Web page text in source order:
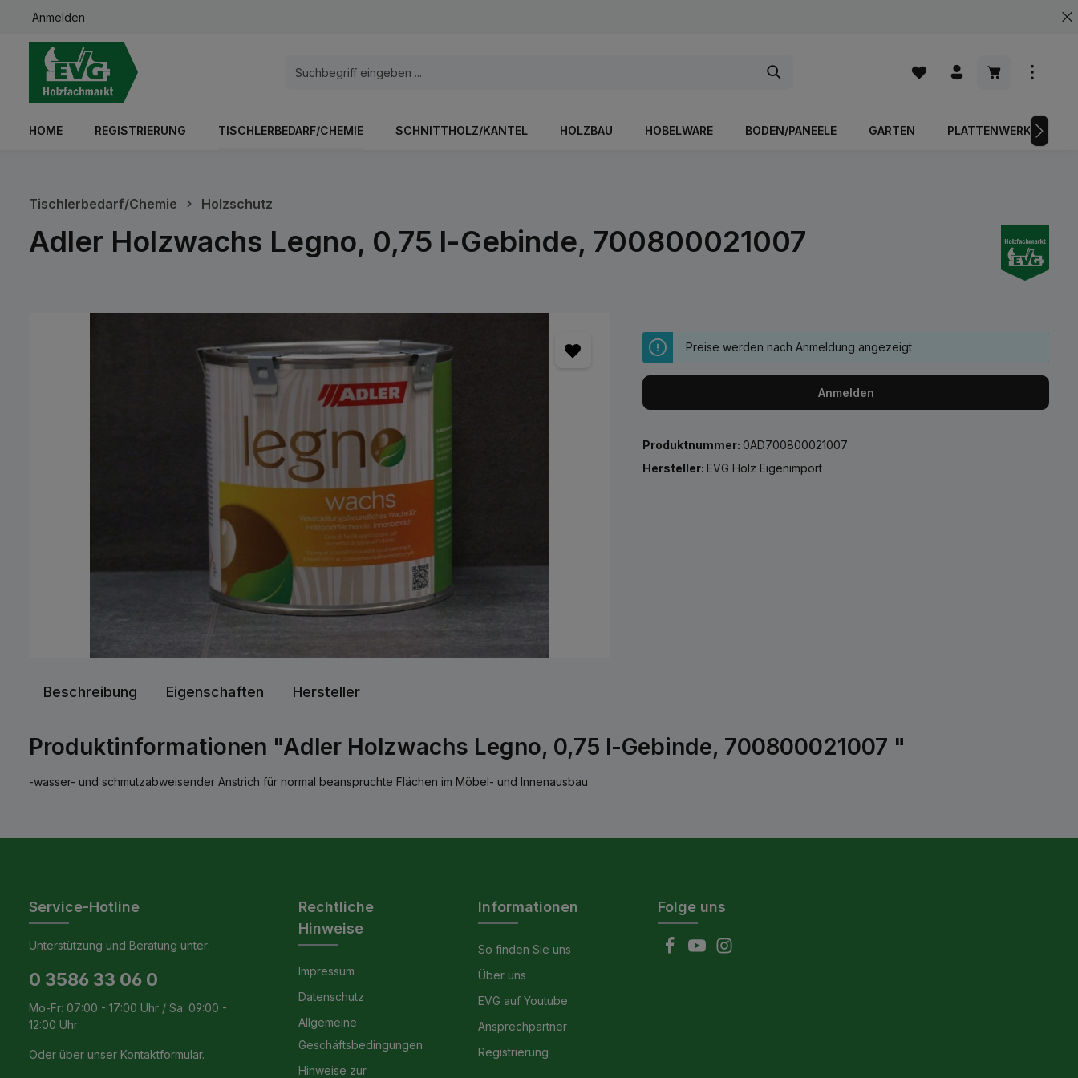
Zur Hauptnavigation springen
Anmelden
Warenkorb
HOME REGISTRIERUNG TISCHLERBEDARF/CHEMIE SCHNITTHOLZ/KANTEL HOLZBAU HOBELWARE BODEN/PANEELE GARTEN PLATTENWERKSTOFFE
Tischlerbedarf/Chemie Holzschutz
Adler Holzwachs Legno, 0,75 l-Gebinde, 700800021007
Preise werden nach Anmeldung angezeigt
Anmelden
Produktnummer: 0AD700800021007
Hersteller:EVG Holz Eigenimport
Beschreibung Eigenschaften Hersteller
Produktinformationen "Adler Holzwachs Legno, 0,75 l-Gebinde, 700800021007 "
-wasser- und schmutzabweisender Anstrich für normal beanspruchte Flächen im Möbel- und Innenausbau
Service-Hotline
Unterstützung und Beratung unter:
0 3586 33 06 0
Mo-Fr: 07:00 - 17:00 Uhr / Sa: 09:00 -
12:00 Uhr
Oder über unser Kontaktformular.
Rechtliche
Hinweise
Impressum
Datenschutz
Allgemeine
Geschäftsbedingungen
Hinweise zur
Informationen
So finden Sie uns
Über uns
EVG auf Youtube
Ansprechpartner
Registrierung
Folge uns